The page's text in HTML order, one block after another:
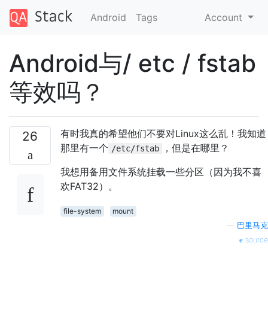
Android Tags Account
Android与/ etc / fstab
等效吗？
26
有时我真的希望他们不要对Linux这么乱！我知道
那里有一个 /etc/fstab
，但是在哪里？
我想用备用文件系统挂载一些分区（因为我不喜
欢FAT32）。
file-system
mount
巴里马克
source